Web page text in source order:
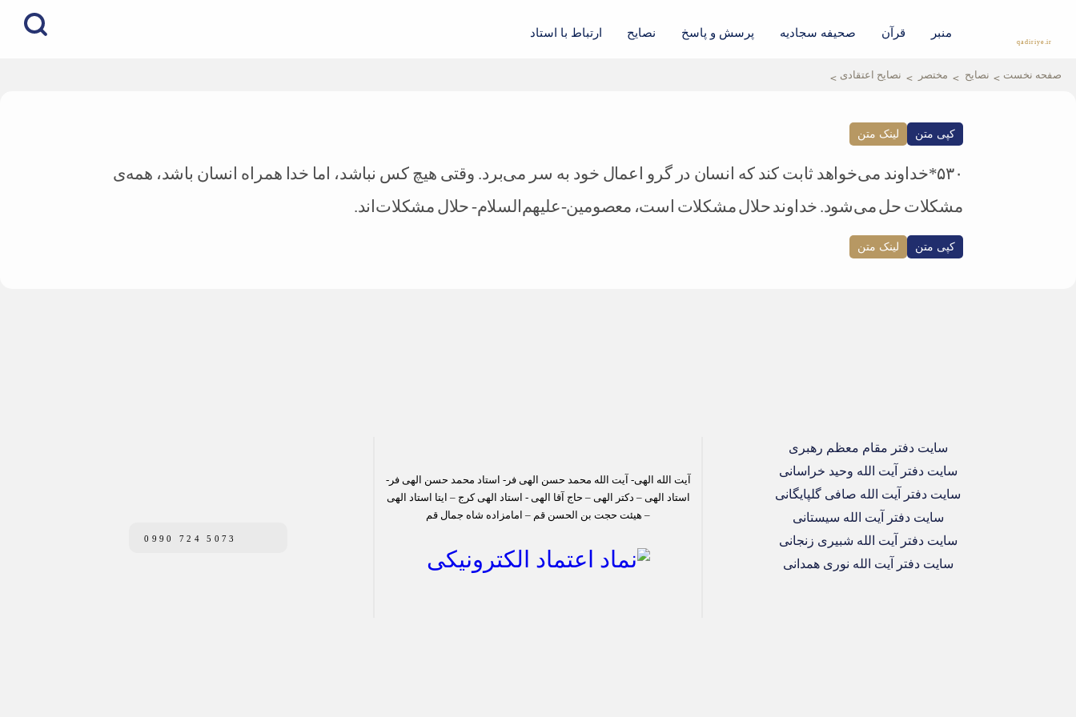
qadiriye.ir
منبر قرآن صحیفه سجادیه پرسش و پاسخ نصایح ارتباط با استاد
صفحه نخست نصایح مختصر نصایح اعتقادی
کپی متن لینک متن
۵۳۰*خداوند می‌خواهد ثابت كند كه انسان در گرو اعمال خود به سر می‌برد. وقتی هیچ کس نباشد، اما خدا همراه انسان باشد، همه‌ی
مشکلات حل می‌شود. خداوند حلال مشكلات است، معصومین-علیهم‌السلام- حلال مشکلات‌اند.
کپی متن لینک متن
سایت دفتر مقام معظم رهبری
سایت دفتر آیت الله وحید خراسانی
سایت دفتر آیت الله صافی گلپایگانی
سایت دفتر آیت الله سیستانی
سایت دفتر آیت الله شبیری زنجانی
سایت دفتر آیت الله نوری همدانی
آیت الله الهی- آیت الله محمد حسن الهی فر- استاد محمد حسن الهی فر-
استاد الهی – دکتر الهی – حاج آقا الهی - استاد الهی کرج – ایتا استاد الهی
– هیئت حجت بن الحسن قم – امامزاده شاه جمال قم
0990 724 5073